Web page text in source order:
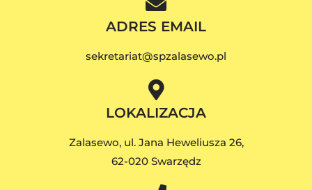
ADRES EMAIL
sekretariat@spzalasewo.pl
LOKALIZACJA
Zalasewo, ul. Jana Heweliusza 26,
62-020 Swarzędz